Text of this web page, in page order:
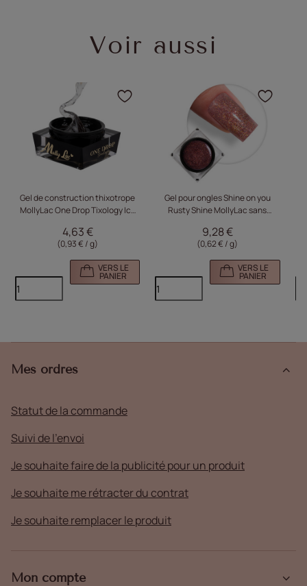
Voir aussi
Gel de construction thixotrope
MollyLac One Drop Tixology Ice
4,63 €
(0,93 € / g)
VERS LE
PANIER
Cliquez pour ajouter le
Gel pour ongles Shine on you
Rusty Shine MollyLac sans
9,28 €
(0,62 € / g)
VERS LE
PANIER
Mes ordres
Statut de la commande
Suivi de l'envoi
Je souhaite faire de la publicité pour un produit
Je souhaite me rétracter du contrat
Je souhaite remplacer le produit
Mon compte